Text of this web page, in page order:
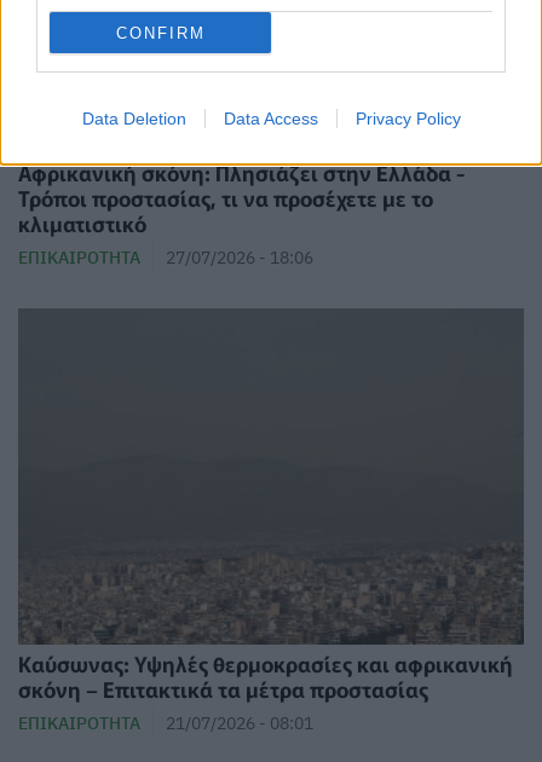
CONFIRM
Data Deletion Data Access Privacy Policy
Αφρικανική σκόνη: Πλησιάζει στην Ελλάδα -
Τρόποι προστασίας, τι να προσέχετε με το
κλιματιστικό
ΕΠΙΚΑΙΡΌΤΗΤΑ 27/07/2026 - 18:06
Καύσωνας: Υψηλές θερμοκρασίες και αφρικανική
σκόνη – Επιτακτικά τα μέτρα προστασίας
ΕΠΙΚΑΙΡΌΤΗΤΑ 21/07/2026 - 08:01